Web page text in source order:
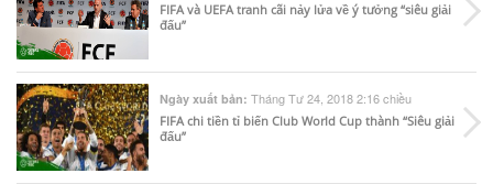
FIFA và UEFA tranh cãi nảy lửa về ý tưởng “siêu giải
đấu”
Ngày xuất bản: Tháng Tư 24, 2018 2:16 chiều
FIFA chi tiền tỉ biến Club World Cup thành “Siêu giải
đấu”